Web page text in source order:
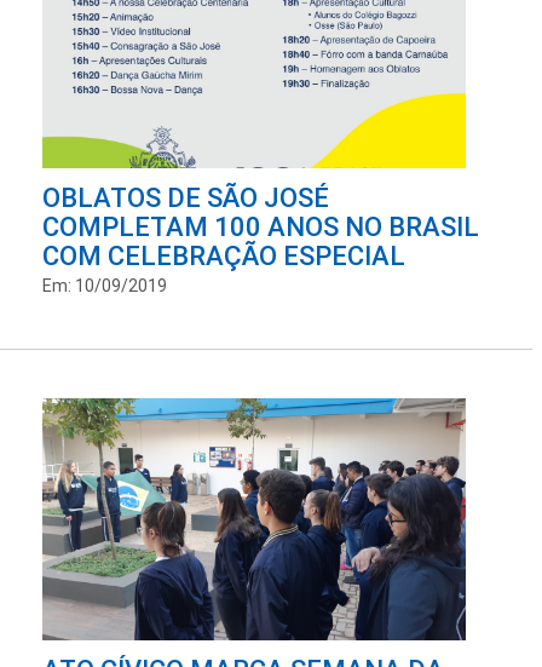
OBLATOS DE SÃO JOSÉ
COMPLETAM 100 ANOS NO BRASIL
COM CELEBRAÇÃO ESPECIAL
Em: 10/09/2019